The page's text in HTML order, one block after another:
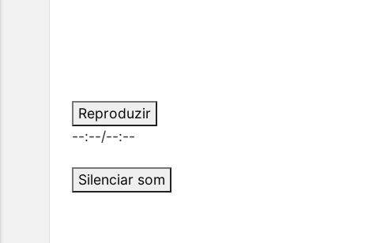
Reproduzir
--:--/--:--
Silenciar som